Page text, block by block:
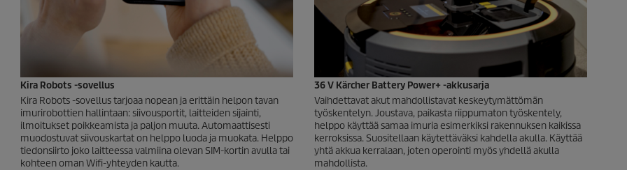
Kira Robots -sovellus
Kira Robots -sovellus tarjoaa nopean ja erittäin helpon tavan
imurirobottien hallintaan: siivousportit, laitteiden sijainti,
ilmoitukset poikkeamista ja paljon muuta. Automaattisesti
muodostuvat siivouskartat on helppo luoda ja muokata. Helppo
tiedonsiirto joko laitteessa valmiina olevan SIM-kortin avulla tai
kohteen oman Wifi-yhteyden kautta.
36 V Kärcher Battery Power+ -akkusarja
Vaihdettavat akut mahdollistavat keskeytymättömän
työskentelyn. Joustava, paikasta riippumaton työskentely,
helppo käyttää samaa imuria esimerkiksi rakennuksen kaikissa
kerroksissa. Suositellaan käytettäväksi kahdella akulla. Käyttää
yhtä akkua kerralaan, joten operointi myös yhdellä akulla
mahdollista.